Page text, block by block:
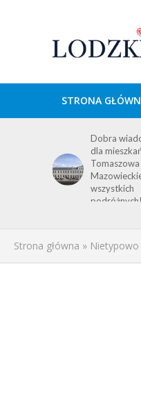
STRONA
Dobra
dla
Tomaszowa
wszystkich
podróżnych!
Strona główna » Nietypowo